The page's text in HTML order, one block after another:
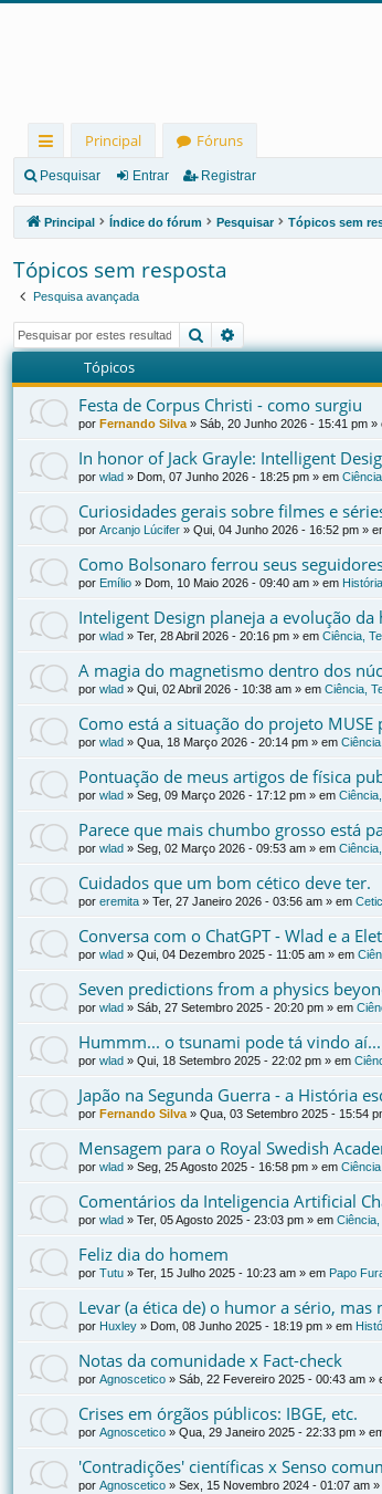
in
ks
rá
pi
os
Principal
Fóruns
Pesquisar Entrar Registrar
Principal Índice do fórum Pesquisar Tópicos sem
Tópicos sem resposta
Pesquisa avançada
Pesquisar
Tópicos
Festa de Corpus Christi - como surgiu
por Fernando Silva » Sáb, 20 Junho 2026 - 15:41 pm »
In honor of Jack Grayle: Intelligent
por wlad » Dom, 07 Junho 2026 - 18:25 pm » em
Curiosidades gerais sobre filmes e
por Arcanjo Lúcifer » Qui, 04 Junho 2026 - 16:52 pm »
Como Bolsonaro ferrou seus
por Emílio » Dom, 10 Maio 2026 - 09:40 am » em
Inteligent Design planeja a evolução
por wlad » Ter, 28 Abril 2026 - 20:16 pm » em Ciência,
A magia do magnetismo dentro dos
por wlad » Qui, 02 Abril 2026 - 10:38 am » em Ciência,
Como está a situação do projeto
por wlad » Qua, 18 Março 2026 - 20:14 pm » em
Pontuação de meus artigos de física
por wlad » Seg, 09 Março 2026 - 17:12 pm » em
Parece que mais chumbo grosso está
por wlad » Seg, 02 Março 2026 - 09:53 am » em
Cuidados que um bom cético deve ter.
por eremita » Ter, 27 Janeiro 2026 - 03:56 am » em
Conversa com o ChatGPT - Wlad e a
por wlad » Qui, 04 Dezembro 2025 - 11:05 am » em
Seven predictions from a physics
por wlad » Sáb, 27 Setembro 2025 - 20:20 pm » em
Hummm... o tsunami pode tá vindo aí...
por wlad » Qui, 18 Setembro 2025 - 22:02 pm » em
Japão na Segunda Guerra - a História
por Fernando Silva » Qua, 03 Setembro 2025 - 15:54
Mensagem para o Royal Swedish
por wlad » Seg, 25 Agosto 2025 - 16:58 pm » em
Comentários da Inteligencia Artificial
por wlad » Ter, 05 Agosto 2025 - 23:03 pm » em
Feliz dia do homem
por Tutu » Ter, 15 Julho 2025 - 10:23 am » em Papo
Levar (a ética de) o humor a sério, mas
por Huxley » Dom, 08 Junho 2025 - 18:19 pm » em
Notas da comunidade x Fact-check
por Agnoscetico » Sáb, 22 Fevereiro 2025 - 00:43 am »
Crises em órgãos públicos: IBGE, etc.
por Agnoscetico » Qua, 29 Janeiro 2025 - 22:33 pm »
'Contradições' científicas x Senso
por Agnoscetico » Sex, 15 Novembro 2024 - 01:07 am »